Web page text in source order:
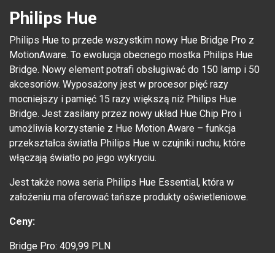
Philips Hue
Philips Hue to przede wszystkim nowy Hue Bridge Pro z
MotionAware. To ewolucja obecnego mostka Philips Hue
Bridge. Nowy element potrafi obsługiwać do 150 lamp i 50
akcesoriów. Wyposażony jest w procesor pięć razy
mocniejszy i pamięć 15 razy większą niż Philips Hue
Bridge. Jest zasilany przez nowy układ Hue Chip Pro i
umożliwia korzystanie z Hue Motion Aware – funkcja
przekształca światła Philips Hue w czujniki ruchu, które
włączają światło po jego wykryciu.
Jest także nowa seria Philips Hue Essential, która w
założeniu ma oferować tańsze produkty oświetleniowe.
Ceny:
Bridge Pro: 409,99 PLN